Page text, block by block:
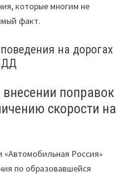
которые многим не
факт.
на дорогах
поправок
скорости на
«Автомобильная Россия»
по образовавшейся